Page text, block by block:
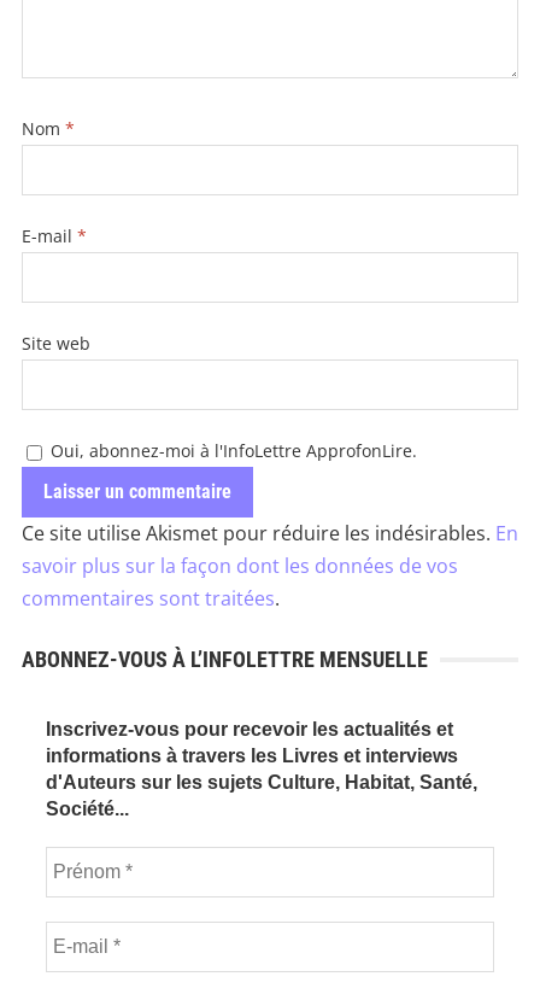
Nom *
E-mail *
Site web
Oui, abonnez-moi à l'InfoLettre ApprofonLire.
Ce site utilise Akismet pour réduire les indésirables. En
savoir plus sur la façon dont les données de vos
commentaires sont traitées.
ABONNEZ-VOUS À L’INFOLETTRE MENSUELLE
Inscrivez-vous pour recevoir les actualités et
informations à travers les Livres et interviews
d'Auteurs sur les sujets Culture, Habitat, Santé,
Société...